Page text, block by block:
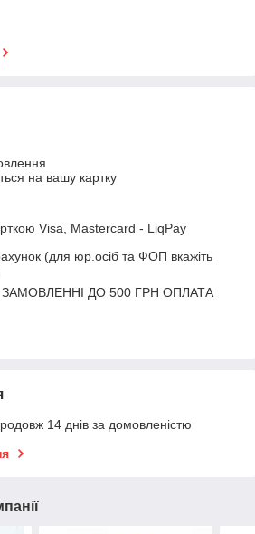
на вашу картку
Visa, Mastercard - LiqPay
(для юр.осіб та ФОП вкажіть
ЗАМОВЛЕННІ ДО 500 ГРН ОПЛАТА
14 днів за домовленістю